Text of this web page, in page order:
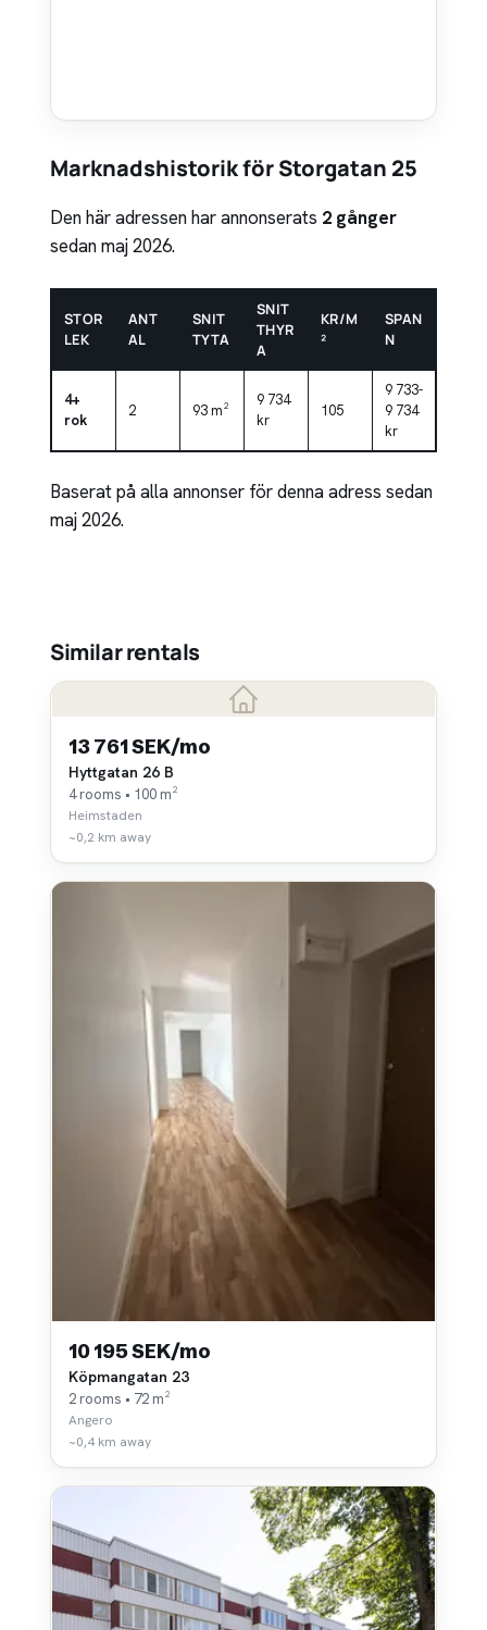
Marknadshistorik för Storgatan 25
Den här adressen har annonserats 2 gånger
sedan maj 2026.
STOR
LEK
ANT
AL
SNIT
TYTA
SNIT
THYR
A
KR/M
²
SPAN
N
4+
rok
2 93 m²
9 734
kr
105
9 733-
9 734
kr
Baserat på alla annonser för denna adress sedan
maj 2026.
Similar rentals
13 761 SEK/mo
Hyttgatan 26 B
4 rooms • 100 m²
Heimstaden
~0,2 km away
10 195 SEK/mo
Köpmangatan 23
2 rooms • 72 m²
Angero
~0,4 km away